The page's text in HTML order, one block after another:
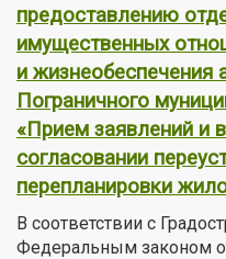
предоставлению
имущественных
и жизнеобеспечения
Пограничного
«Прием заявлений и
согласовании
перепланировки
В соответствии с
Федеральным законом